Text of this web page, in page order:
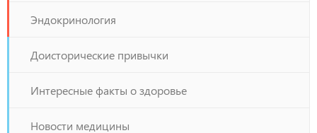
Эндокринология
Доисторические привычки
Интересные факты о здоровье
Новости медицины